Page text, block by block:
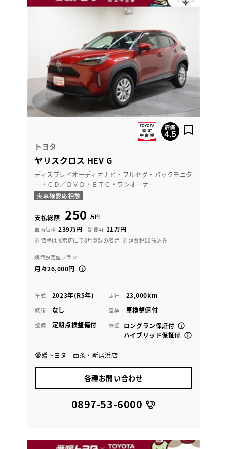
トヨタ
ヤリスクロス HEV G
ディスプレイオーディオナビ・フルセグ・バックモニタ
ー・ＣＤ／ＤＶＤ・ＥＴＣ・ワンオーナー
支払総額 250 万円
車両価格 239万円 諸費用 11万円
※ 価格は展示店にて8月登録の場合 ※ 消費税10％込み
残価設定型プラン
月々26,000円
年式 2023年(R5年) 走行 23,000km
修復 なし 車検 車検整備付
整備 定期点検整備付 保証
ロングラン保証付
ハイブリッド保証付
愛媛トヨタ 西条・新居浜店
各種お問い合わせ
0897-53-6000